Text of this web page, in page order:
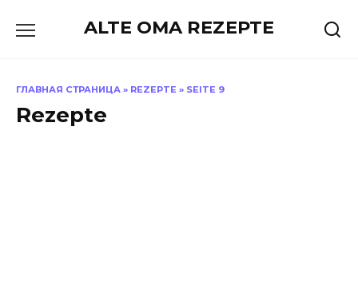
ALTE OMA REZEPTE
ГЛАВНАЯ СТРАНИЦА » REZEPTE » SEITE 9
Rezepte